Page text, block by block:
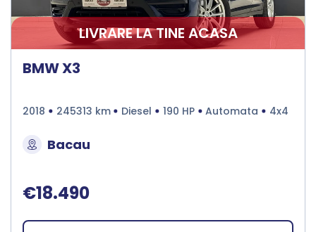
LIVRARE LA TINE ACASA
BMW X3
2018 245313 km Diesel 190 HP Automata 4x4
Bacau
€18.490